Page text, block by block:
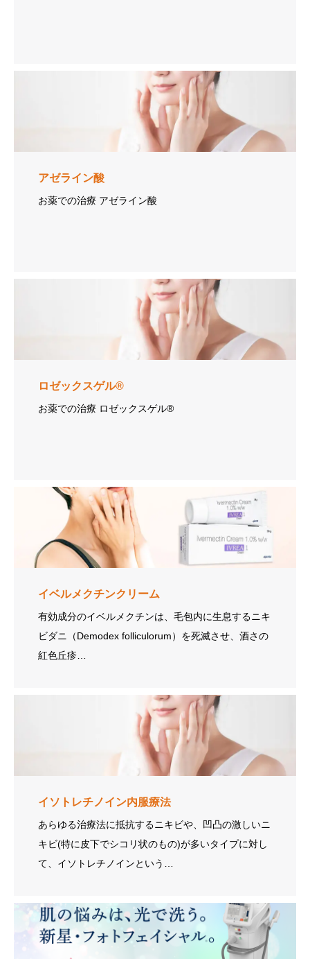
アゼライン酸
お薬での治療 アゼライン酸
ロゼックスゲル®
お薬での治療 ロゼックスゲル®
イベルメクチンクリーム
有効成分のイベルメクチンは、毛包内に生息するニキ
ビダニ（Demodex folliculorum）を死滅させ、酒さの
紅色丘疹…
イソトレチノイン内服療法
あらゆる治療法に抵抗するニキビや、凹凸の激しいニ
キビ(特に皮下でシコリ状のもの)が多いタイプに対し
て、イソトレチノインという…